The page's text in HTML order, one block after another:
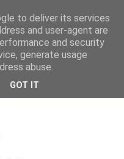
to deliver its services
and user-agent are
and security
generate usage
abuse.
GOT IT